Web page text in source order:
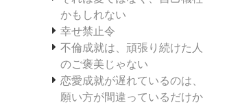
かもしれない
幸せ禁止令
不倫成就は、頑張り続けた人
のご褒美じゃない
恋愛成就が遅れているのは、
願い方が間違っているだけか